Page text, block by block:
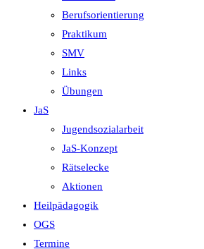
Berufsorientierung
Praktikum
SMV
Links
Übungen
JaS
Jugendsozialarbeit
JaS-Konzept
Rätselecke
Aktionen
Heilpädagogik
OGS
Termine